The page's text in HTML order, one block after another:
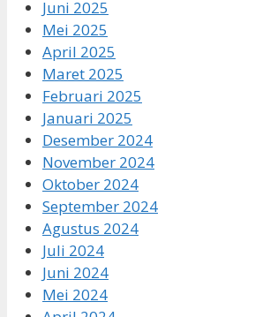
Juni 2025
Mei 2025
April 2025
Maret 2025
Februari 2025
Januari 2025
Desember 2024
November 2024
Oktober 2024
September 2024
Agustus 2024
Juli 2024
Juni 2024
Mei 2024